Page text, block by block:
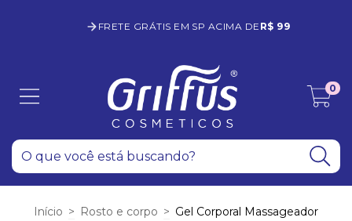
FRETE GRÁTIS EM SP ACIMA DE R$ 99
0
Início > Rosto e corpo > Gel Corporal Massageador